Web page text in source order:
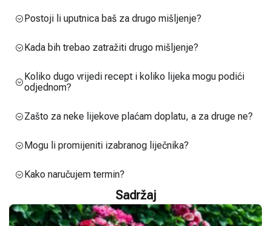
Postoji li uputnica baš za drugo mišljenje?
Kada bih trebao zatražiti drugo mišljenje?
Koliko dugo vrijedi recept i koliko lijeka mogu podići
odjednom?
Zašto za neke lijekove plaćam doplatu, a za druge ne?
Mogu li promijeniti izabranog liječnika?
Kako naručujem termin?
Sadržaj